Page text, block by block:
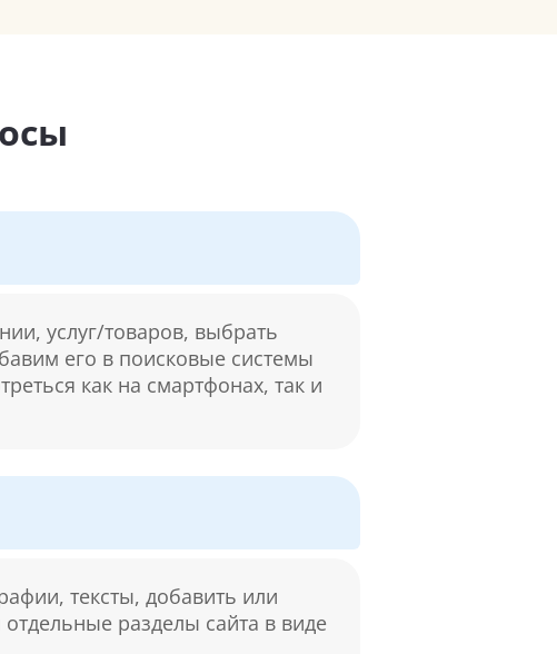
услуг/товаров, выбрать
его в поисковые системы
как на смартфонах, так и
тексты, добавить или
разделы сайта в виде